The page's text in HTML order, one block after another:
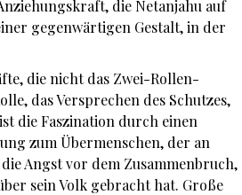
die Netanjahu auf
gegenwärtigen Gestalt, in der
die nicht das Zwei-Rollen-
das Versprechen des Schutzes,
die Faszination durch einen
zum Übermenschen, der an
Angst vor dem Zusammenbruch,
sein Volk gebracht hat. Große